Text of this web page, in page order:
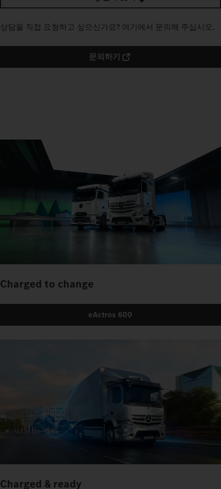
상담을 직접 요청하고 싶으신가요? 여기에서 문의해 주십시오.
문의하기
Charged to change
eActros 600
Charged & ready